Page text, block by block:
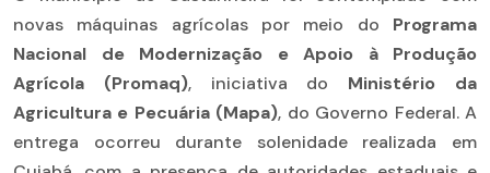
novas máquinas agrícolas por meio do Programa
Nacional de Modernização e Apoio à Produção
Agrícola (Promaq), iniciativa do Ministério da
Agricultura e Pecuária (Mapa), do Governo Federal. A
entrega ocorreu durante solenidade realizada em